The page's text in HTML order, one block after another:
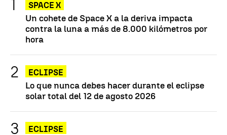
SPACE X
Un cohete de Space X a la deriva impacta
contra la luna a más de 8.000 kilómetros por
hora
ECLIPSE
Lo que nunca debes hacer durante el eclipse
solar total del 12 de agosto 2026
ECLIPSE